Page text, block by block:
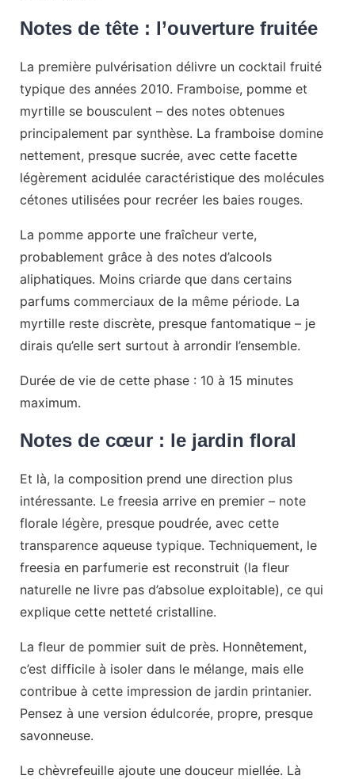
Notes de tête : l’ouverture fruitée
La première pulvérisation délivre un cocktail fruité
typique des années 2010. Framboise, pomme et
myrtille se bousculent – des notes obtenues
principalement par synthèse. La framboise domine
nettement, presque sucrée, avec cette facette
légèrement acidulée caractéristique des molécules
cétones utilisées pour recréer les baies rouges.
La pomme apporte une fraîcheur verte,
probablement grâce à des notes d’alcools
aliphatiques. Moins criarde que dans certains
parfums commerciaux de la même période. La
myrtille reste discrète, presque fantomatique – je
dirais qu’elle sert surtout à arrondir l’ensemble.
Durée de vie de cette phase : 10 à 15 minutes
maximum.
Notes de cœur : le jardin floral
Et là, la composition prend une direction plus
intéressante. Le freesia arrive en premier – note
florale légère, presque poudrée, avec cette
transparence aqueuse typique. Techniquement, le
freesia en parfumerie est reconstruit (la fleur
naturelle ne livre pas d’absolue exploitable), ce qui
explique cette netteté cristalline.
La fleur de pommier suit de près. Honnêtement,
c’est difficile à isoler dans le mélange, mais elle
contribue à cette impression de jardin printanier.
Pensez à une version édulcorée, propre, presque
savonneuse.
Le chèvrefeuille ajoute une douceur miellée. Là